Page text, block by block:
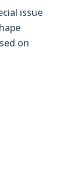
issue
on